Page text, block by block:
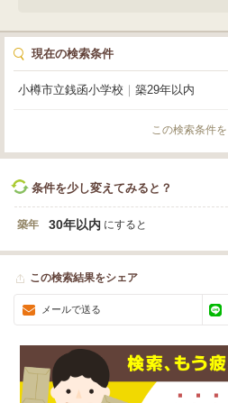
現在の検索条件
小樽市立銭函小学校 築29年以内
この検索条件を
条件を少し変えてみると？
築年 30年以内 にすると
この検索結果をシェア
メールで送る